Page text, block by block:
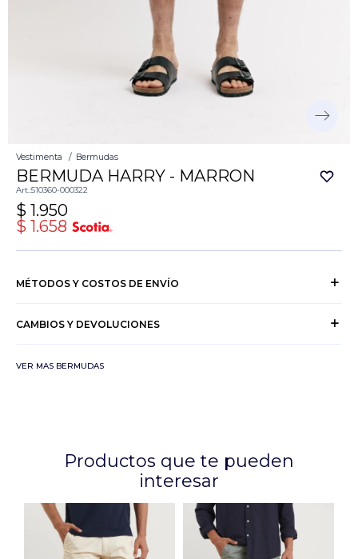
Vestimenta Bermudas
BERMUDA HARRY - MARRON
510360-000322
$ 1.950
$ 1.658
MÉTODOS Y COSTOS DE ENVÍO
CAMBIOS Y DEVOLUCIONES
VER MAS BERMUDAS
Productos que te pueden
interesar